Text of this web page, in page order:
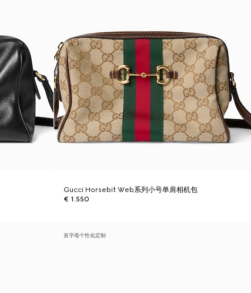
Gucci Horsebit Web系列小号单肩相机包
€ 1.550
首字母个性化定制